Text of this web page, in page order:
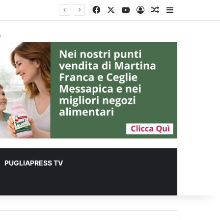
FacebookYou TubeAccediUn articolo a
PUGLIAPRESS TV